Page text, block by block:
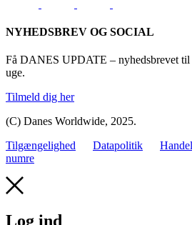
NYHEDSBREV OG SOCIAL
Få DANES UPDATE – nyhedsbrevet til
uge.
Tilmeld dig her
(C) Danes Worldwide, 2025.
Tilgængelighed
Datapolitik
numre
Log ind